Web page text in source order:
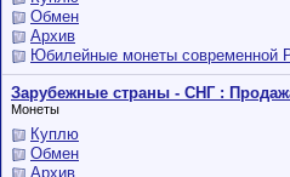
Обмен
Архив
Юбилейные монеты современной
Зарубежные страны - СНГ :
Монеты
Куплю
Обмен
Архив